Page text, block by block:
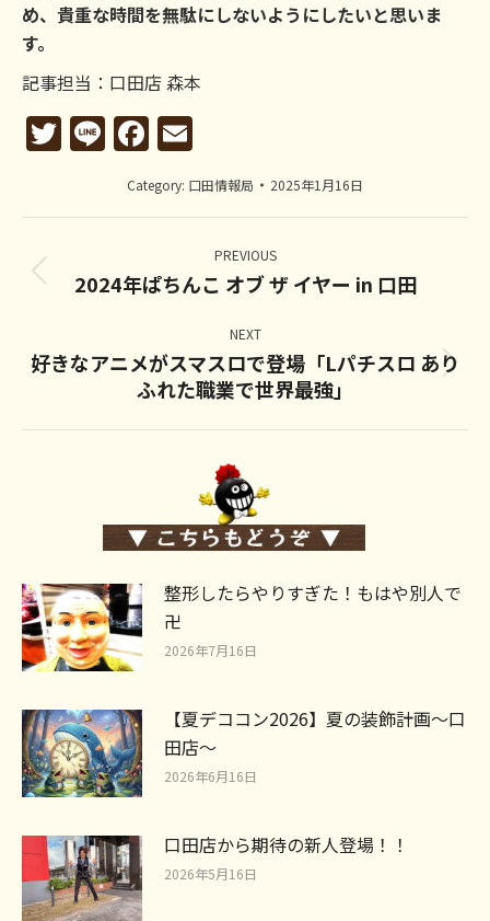
め、貴重な時間を無駄にしないようにしたいと思いま
す。
記事担当：口田店 森本
Twitter
LineFacebook
Category: 口田情報局 2025年1月16日
Post
navigation
PREVIOUS
Previous
2024年ぱちんこ オブ ザ イヤー in 口田
NEXT
Next
post:
好きなアニメがスマスロで登場「Lパチスロ あり
ふれた職業で世界最強」
整形したらやりすぎた！もはや別人で
卍
2026年7月16日
【夏デココン2026】夏の装飾計画～口
田店～
2026年6月16日
口田店から期待の新人登場！！
2026年5月16日